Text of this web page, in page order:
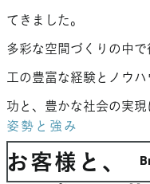
てきました。
多彩な空間づくりの中
工の豊富な経験とノウ
功と、豊かな社会の実現
姿勢と強み
お客様と、